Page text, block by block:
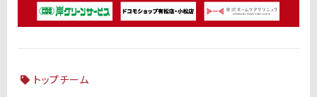
トップチーム